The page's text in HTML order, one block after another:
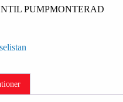
PUMPMONTERAD